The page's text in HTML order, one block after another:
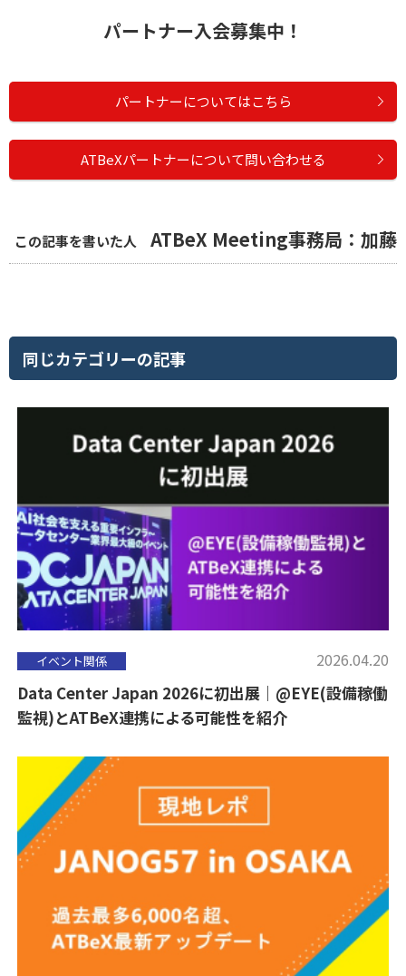
パートナー入会募集中！
パートナーについてはこちら
ATBeXパートナーについて問い合わせる
この記事を書いた人 ATBeX Meeting事務局：加藤
同じカテゴリーの記事
イベント関係 2026.04.20
Data Center Japan 2026に初出展｜@EYE(設備稼働
監視)とATBeX連携による可能性を紹介